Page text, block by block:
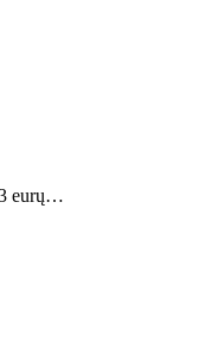
eurų…